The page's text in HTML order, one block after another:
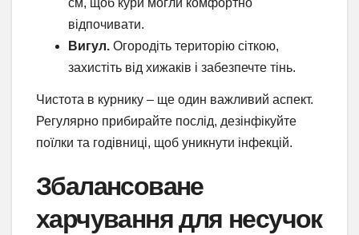
відпочивати.
Вигул. Огородіть територію сіткою,
захистіть від хижаків і забезпечте тінь.
Чистота в курнику – ще один важливий аспект.
Регулярно прибирайте послід, дезінфікуйте
поїлки та годівниці, щоб уникнути інфекцій.
Збалансоване
харчування для несучок